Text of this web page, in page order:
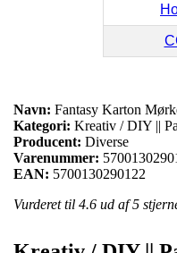
Navn: Fantasy Karton
Kategori: Kreativ / DIY ||
Producent: Diverse
Varenummer:
EAN: 5700130290122
Vurderet til 4.6 ud af 5